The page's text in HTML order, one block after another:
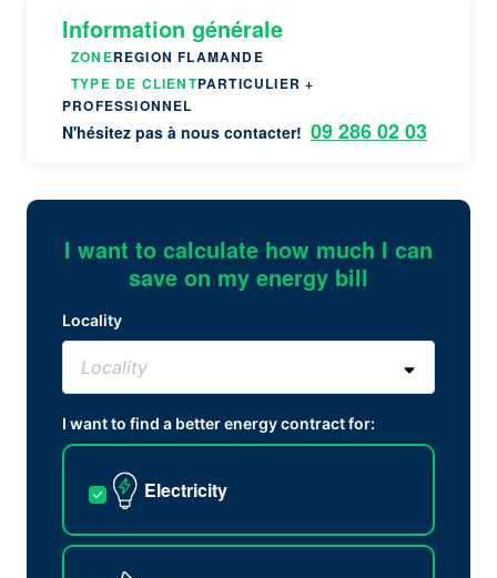
Information générale
ZONEREGION FLAMANDE
TYPE DE CLIENTPARTICULIER +
PROFESSIONNEL
N'hésitez pas à nous contacter! 09 286 02 03
I want to calculate how much I can
save on my energy bill
Locality
I want to find a better energy contract for:
Electricity